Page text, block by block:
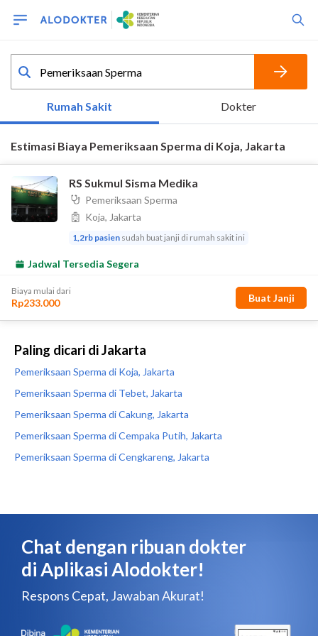
Paling dicari di Jakarta
Pemeriksaan Sperma di Koja, Jakarta
Pemeriksaan Sperma di Tebet, Jakarta
Pemeriksaan Sperma di Cakung, Jakarta
Pemeriksaan Sperma di Cempaka Putih, Jakarta
Pemeriksaan Sperma di Cengkareng, Jakarta